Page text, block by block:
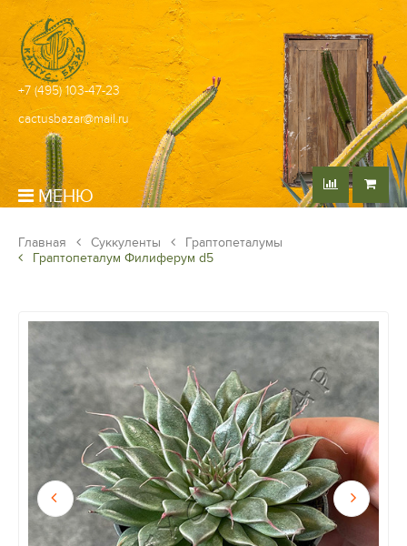
+7 (495) 103-47-23
cactusbazar@mail.ru
МЕНЮ
Главная Суккуленты
Граптопеталумы
Граптопеталум Филиферум d5